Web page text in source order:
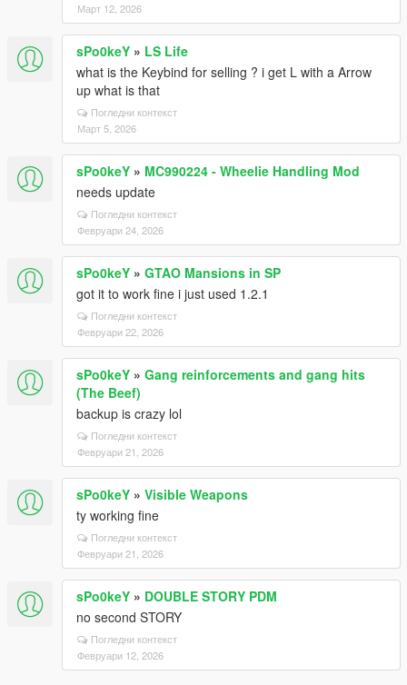
Март 12, 2026
sPo0keY » LS Life
what is the Keybind for selling ? i get L with a Arrow
up what is that
Погледни контекст
Март 5, 2026
sPo0keY » MC990224 - Wheelie Handling Mod
needs update
Погледни контекст
Февруари 24, 2026
sPo0keY » GTAO Mansions in SP
got it to work fine i just used 1.2.1
Погледни контекст
Февруари 22, 2026
sPo0keY » Gang reinforcements and gang hits
(The Beef)
backup is crazy lol
Погледни контекст
Февруари 21, 2026
sPo0keY » Visible Weapons
ty working fine
Погледни контекст
Февруари 21, 2026
sPo0keY » DOUBLE STORY PDM
no second STORY
Погледни контекст
Февруари 12, 2026